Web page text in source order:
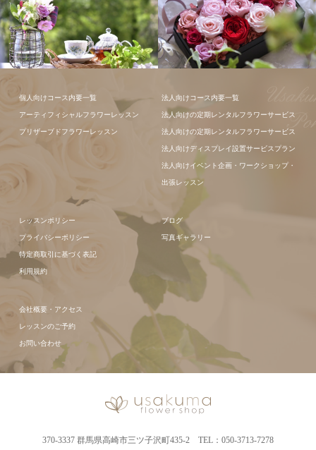
ンジメント
個人向けコース内要一覧
アーティフィシャルフラワーレッスン
プリザーブドフラワーレッスン
法人向けコース内要一覧
法人向けの定期レンタルフラワーサービス
法人向けの定期レンタルフラワーサービス
法人向けディスプレイ設置サービスプラン
法人向けイベント企画・ワークショップ・
出張レッスン
レッスンポリシー
プライバシーポリシー
特定商取引に基づく表記
利用規約
ブログ
写真ギャラリー
会社概要・アクセス
レッスンのご予約
お問い合わせ
370-3337 群馬県高崎市三ツ子沢町435-2 TEL：050-3713-7278